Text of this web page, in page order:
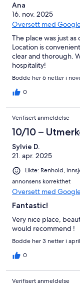
Ana
16. nov. 2025
Oversett med
The place was just
Location is
clear and thorough.
hospitality!
Bodde her 6 netter i
0
Verifisert anmeldelse
10/10 –
Sylvie D.
21. apr. 2025
Likte: Renhold,
annonsens korrekthet
Oversett med
Fantastic!
Very nice place,
would recommend !
Bodde her 3 netter i
0
Verifisert anmeldelse